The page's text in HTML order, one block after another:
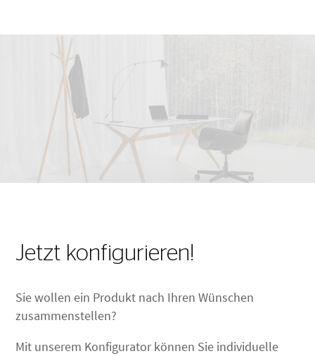
Jetzt konfigurieren!
Sie wollen ein Produkt nach Ihren Wünschen
zusammenstellen?
Mit unserem Konfigurator können Sie individuelle